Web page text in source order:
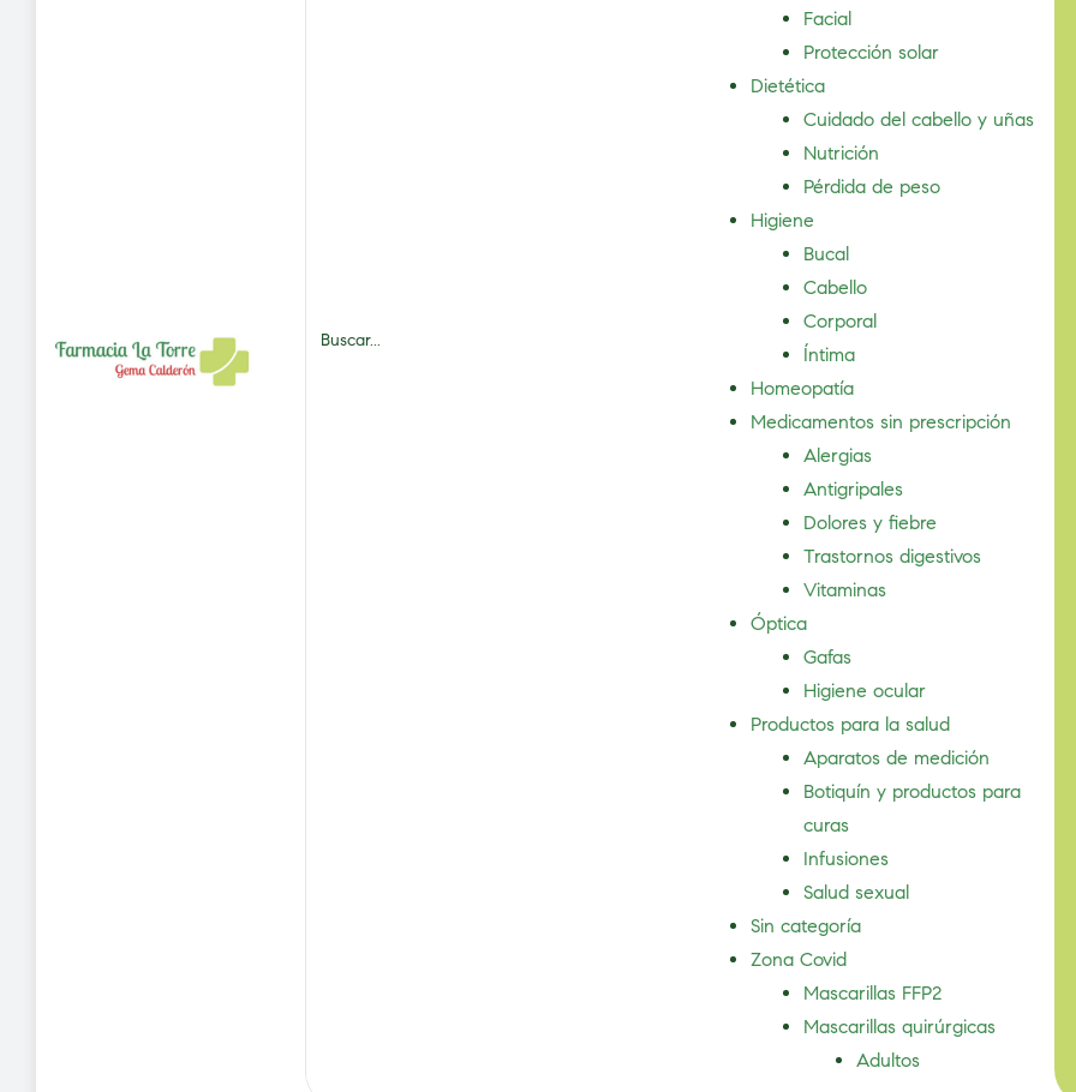
Facial
Protección solar
Dietética
Cuidado del cabello y uñas
Nutrición
Pérdida de peso
Higiene
Bucal
Cabello
Corporal
Íntima
Homeopatía
Medicamentos sin prescripción
Alergias
Antigripales
Dolores y fiebre
Trastornos digestivos
Vitaminas
Óptica
Gafas
Higiene ocular
Productos para la salud
Aparatos de medición
Botiquín y productos para
curas
Infusiones
Salud sexual
Sin categoría
Zona Covid
Mascarillas FFP2
Mascarillas quirúrgicas
Adultos